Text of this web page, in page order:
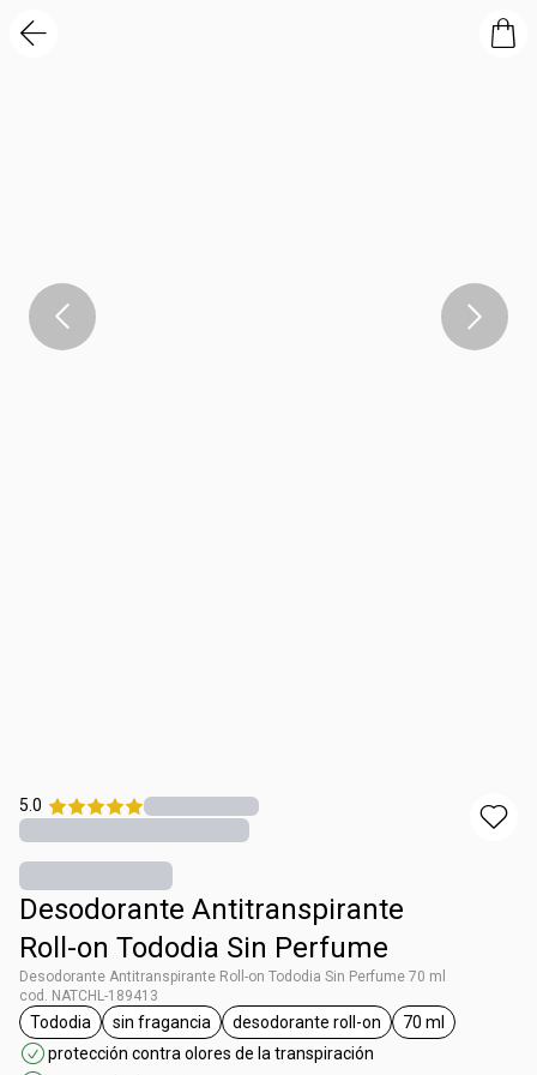
5.0
Desodorante Antitranspirante
Roll-on Tododia Sin Perfume
Desodorante Antitranspirante Roll-on Tododia Sin Perfume 70 ml
cod. NATCHL-189413
general.tag Tododia
Tododia
general.tag sin fragancia
sin fragancia
general.tag desodorante roll-
desodorante roll-on
general.tag 70
70 ml
protección contra olores de la transpiración